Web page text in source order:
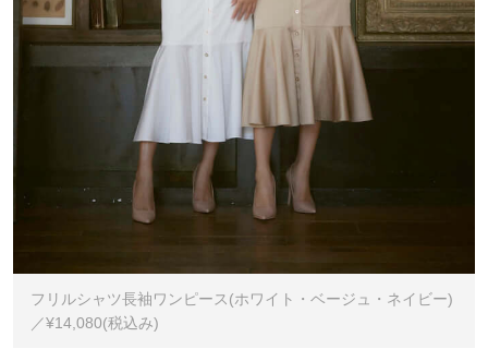
フリルシャツ長袖ワンピース(ホワイト・ベージュ・ネイビー)
／¥14,080(税込み)